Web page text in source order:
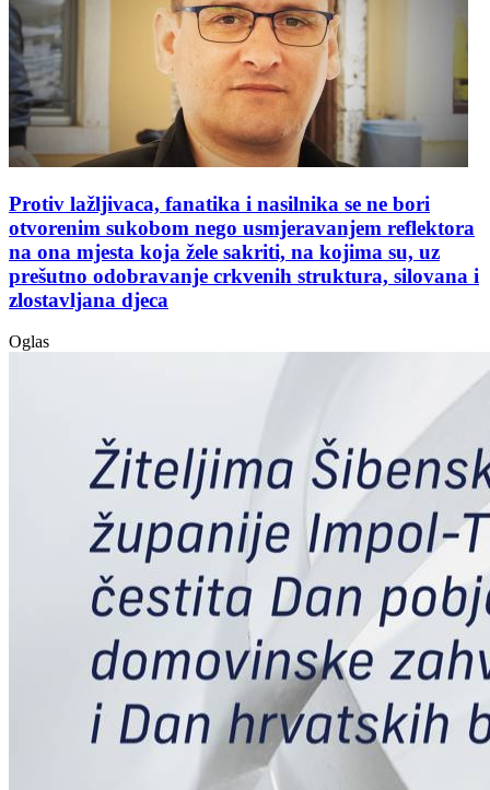
Protiv lažljivaca, fanatika i nasilnika se ne bori
otvorenim sukobom nego usmjeravanjem reflektora
na ona mjesta koja žele sakriti, na kojima su, uz
prešutno odobravanje crkvenih struktura, silovana i
zlostavljana djeca
Oglas